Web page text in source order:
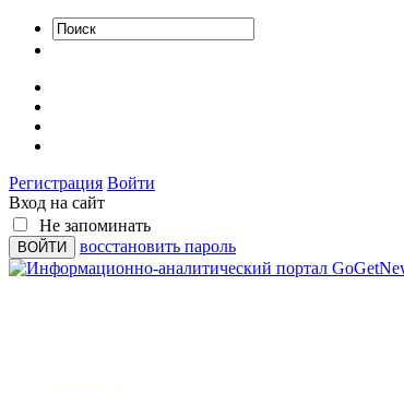
Регистрация Войти
Вход на сайт
Не запоминать
восстановить пароль